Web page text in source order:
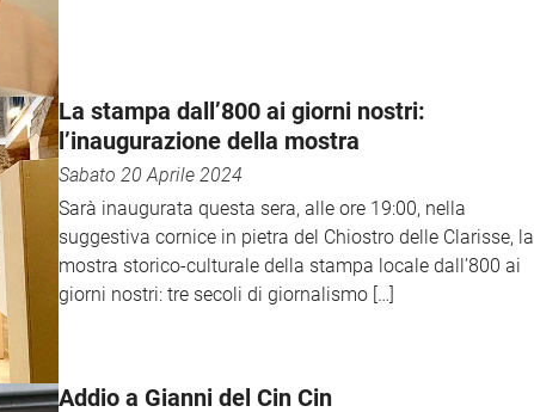
La stampa dall’800 ai giorni nostri:
l’inaugurazione della mostra
Sabato 20 Aprile 2024
Sarà inaugurata questa sera, alle ore 19:00, nella
suggestiva cornice in pietra del Chiostro delle Clarisse, la
mostra storico-culturale della stampa locale dall’800 ai
giorni nostri: tre secoli di giornalismo […]
Addio a Gianni del Cin Cin